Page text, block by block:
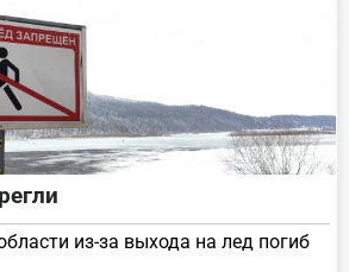
из-за выхода на лед погиб